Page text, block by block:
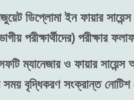
ডিপ্লোমা ইন ফায়ার
পরীক্ষার্থীদের)
ম্যানেজার ও ফায়ার
সময় বৃদ্ধিকরণ সংক্রান্ত